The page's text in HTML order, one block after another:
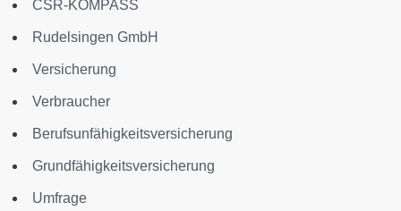
CSR-KOMPASS
Rudelsingen GmbH
Versicherung
Verbraucher
Berufsunfähigkeitsversicherung
Grundfähigkeitsversicherung
Umfrage